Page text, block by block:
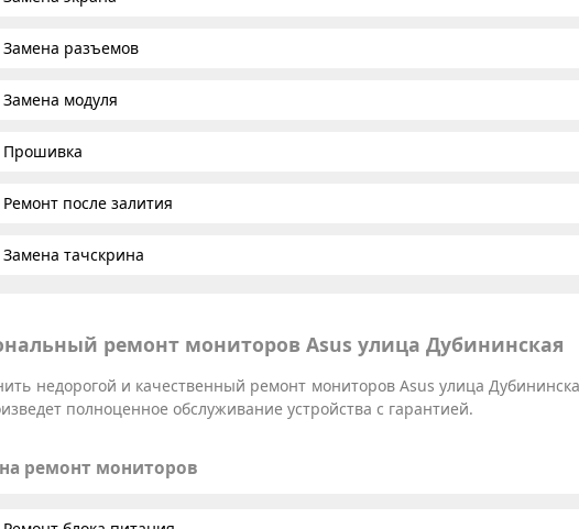
Замена разъемов
Замена модуля
Прошивка
Ремонт после залития
Замена тачскрина
ремонт мониторов Asus улица Дубининская
недорогой и качественный ремонт мониторов Asus улица
полноценное обслуживание устройства с гарантией.
ремонт мониторов